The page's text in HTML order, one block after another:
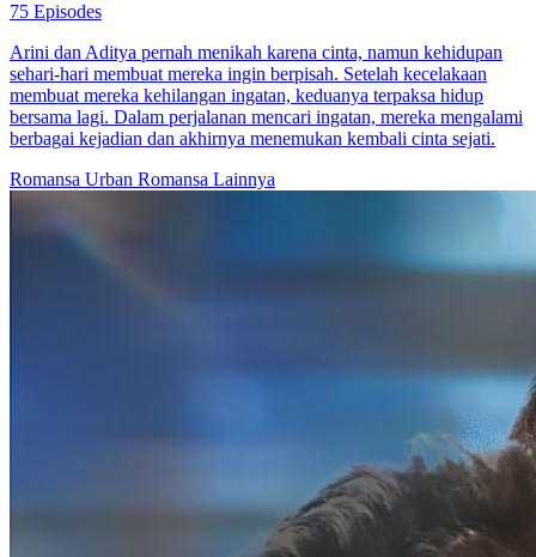
Arini dan Aditya pernah menikah karena cinta, namun kehidupan
sehari-hari membuat mereka ingin berpisah. Setelah kecelakaan
membuat mereka kehilangan ingatan, keduanya terpaksa hidup
bersama lagi. Dalam perjalanan mencari ingatan, mereka mengalami
berbagai kejadian dan akhirnya menemukan kembali cinta sejati.
Lainnya